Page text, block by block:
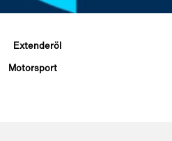
Extenderöl
Motorsport